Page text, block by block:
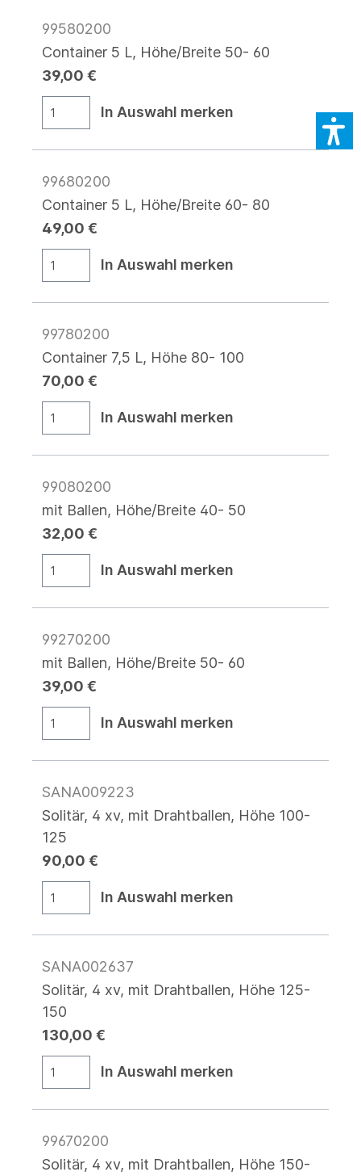
99580200
Container 5 L, Höhe/Breite 50- 60
39,00 €
In Auswahl merken
99680200
Container 5 L, Höhe/Breite 60- 80
49,00 €
In Auswahl merken
99780200
Container 7,5 L, Höhe 80- 100
70,00 €
In Auswahl merken
99080200
mit Ballen, Höhe/Breite 40- 50
32,00 €
In Auswahl merken
99270200
mit Ballen, Höhe/Breite 50- 60
39,00 €
In Auswahl merken
SANA009223
Solitär, 4 xv, mit Drahtballen, Höhe 100-
125
90,00 €
In Auswahl merken
SANA002637
Solitär, 4 xv, mit Drahtballen, Höhe 125-
150
130,00 €
In Auswahl merken
99670200
Solitär, 4 xv, mit Drahtballen, Höhe 150-